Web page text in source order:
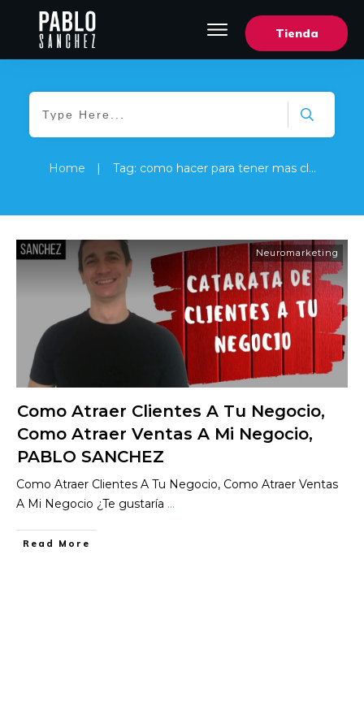
Tienda
Home Tag: como hacer para tener mas clientes en mi negocio
Neuromarketing
Como Atraer Clientes A Tu Negocio,
Como Atraer Ventas A Mi Negocio,
PABLO SANCHEZ
Como Atraer Clientes A Tu Negocio, Como Atraer Ventas
A Mi Negocio ¿Te gustaría ...
​Read More